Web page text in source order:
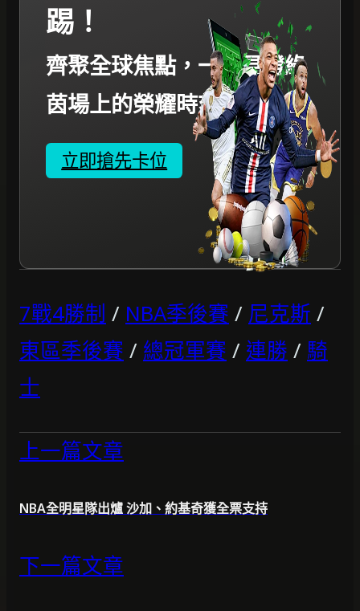
踢！
齊聚全球焦點，一起見證綠
茵場上的榮耀時刻。
立即搶先卡位
7戰4勝制 / NBA季後賽 / 尼克斯 /
東區季後賽 / 總冠軍賽 / 連勝 / 騎
士
上一篇文章
NBA全明星隊出爐 沙加、約基奇獲全票支持
下一篇文章